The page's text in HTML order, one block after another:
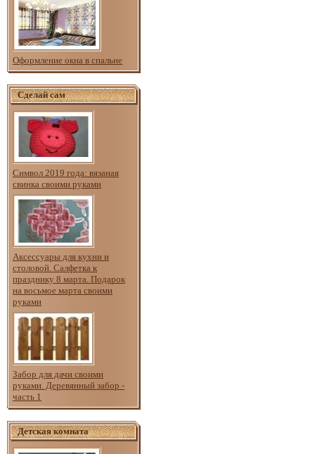
Оформление окна в спальне
Сделай сам
Символ 2019 года: вязаная
свинка своими руками
Аксессуары для кухни и
столовой. Салфетка к
празднику 8 марта. Подарок
на восьмое марта своими
руками
Забор для дачи своими
руками. Деревянный забор -
часть 1
Детская комната